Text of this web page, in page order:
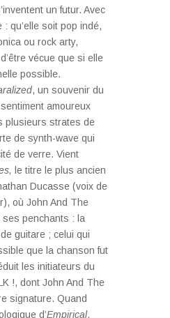
un futur. Avec
: qu’elle soit pop indé,
ou rock arty,
vécue que si elle
possible.
, un souvenir du
amoureux
plusieurs strates de
de synth-wave qui
de verre. Vient
le titre le plus ancien
Ducasse (voix de
où John And The
ses penchants : la
guitare ; celui qui
que la chanson fut
les initiateurs du
!, dont John And The
signature. Quand
d’Empirical,